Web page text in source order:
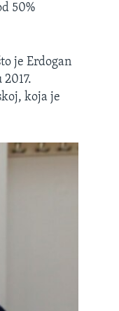
50%
je Erdogan
koja je